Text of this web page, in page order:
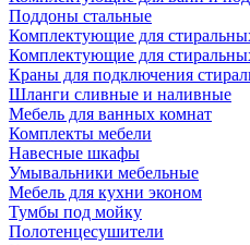
Поддоны стальные
Комплектующие для
Комплектующие для
Краны для подключения
Шланги сливные и наливные
Мебель для ванных комнат
Комплекты мебели
Навесные шкафы
Умывальники мебельные
Мебель для кухни эконом
Тумбы под мойку
Полотенцесушители